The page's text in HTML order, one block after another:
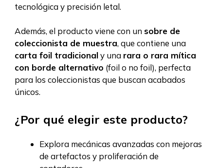
tecnológica y precisión letal.
Además, el producto viene con unsobre de
coleccionista de muestra, que contiene una
carta foil tradicionaly una rara o rara mítica
con borde alternativo (foil o no foil), perfecta
para los coleccionistas que buscan acabados
únicos.
¿Por qué elegir este producto?
Explora mecánicas avanzadas con mejoras
de artefactos y proliferación de